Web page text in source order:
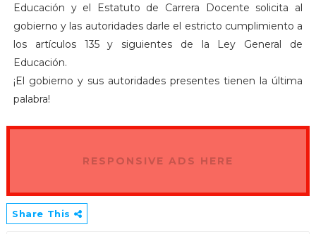
Educación y el Estatuto de Carrera Docente solicita al
gobierno y las autoridades darle el estricto cumplimiento a
los artículos 135 y siguientes de la Ley General de
Educación.
¡El gobierno y sus autoridades presentes tienen la última
palabra!
RESPONSIVE ADS HERE
Share This